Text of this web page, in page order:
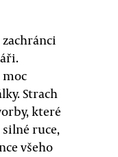
Strach
které
ruce,
všeho